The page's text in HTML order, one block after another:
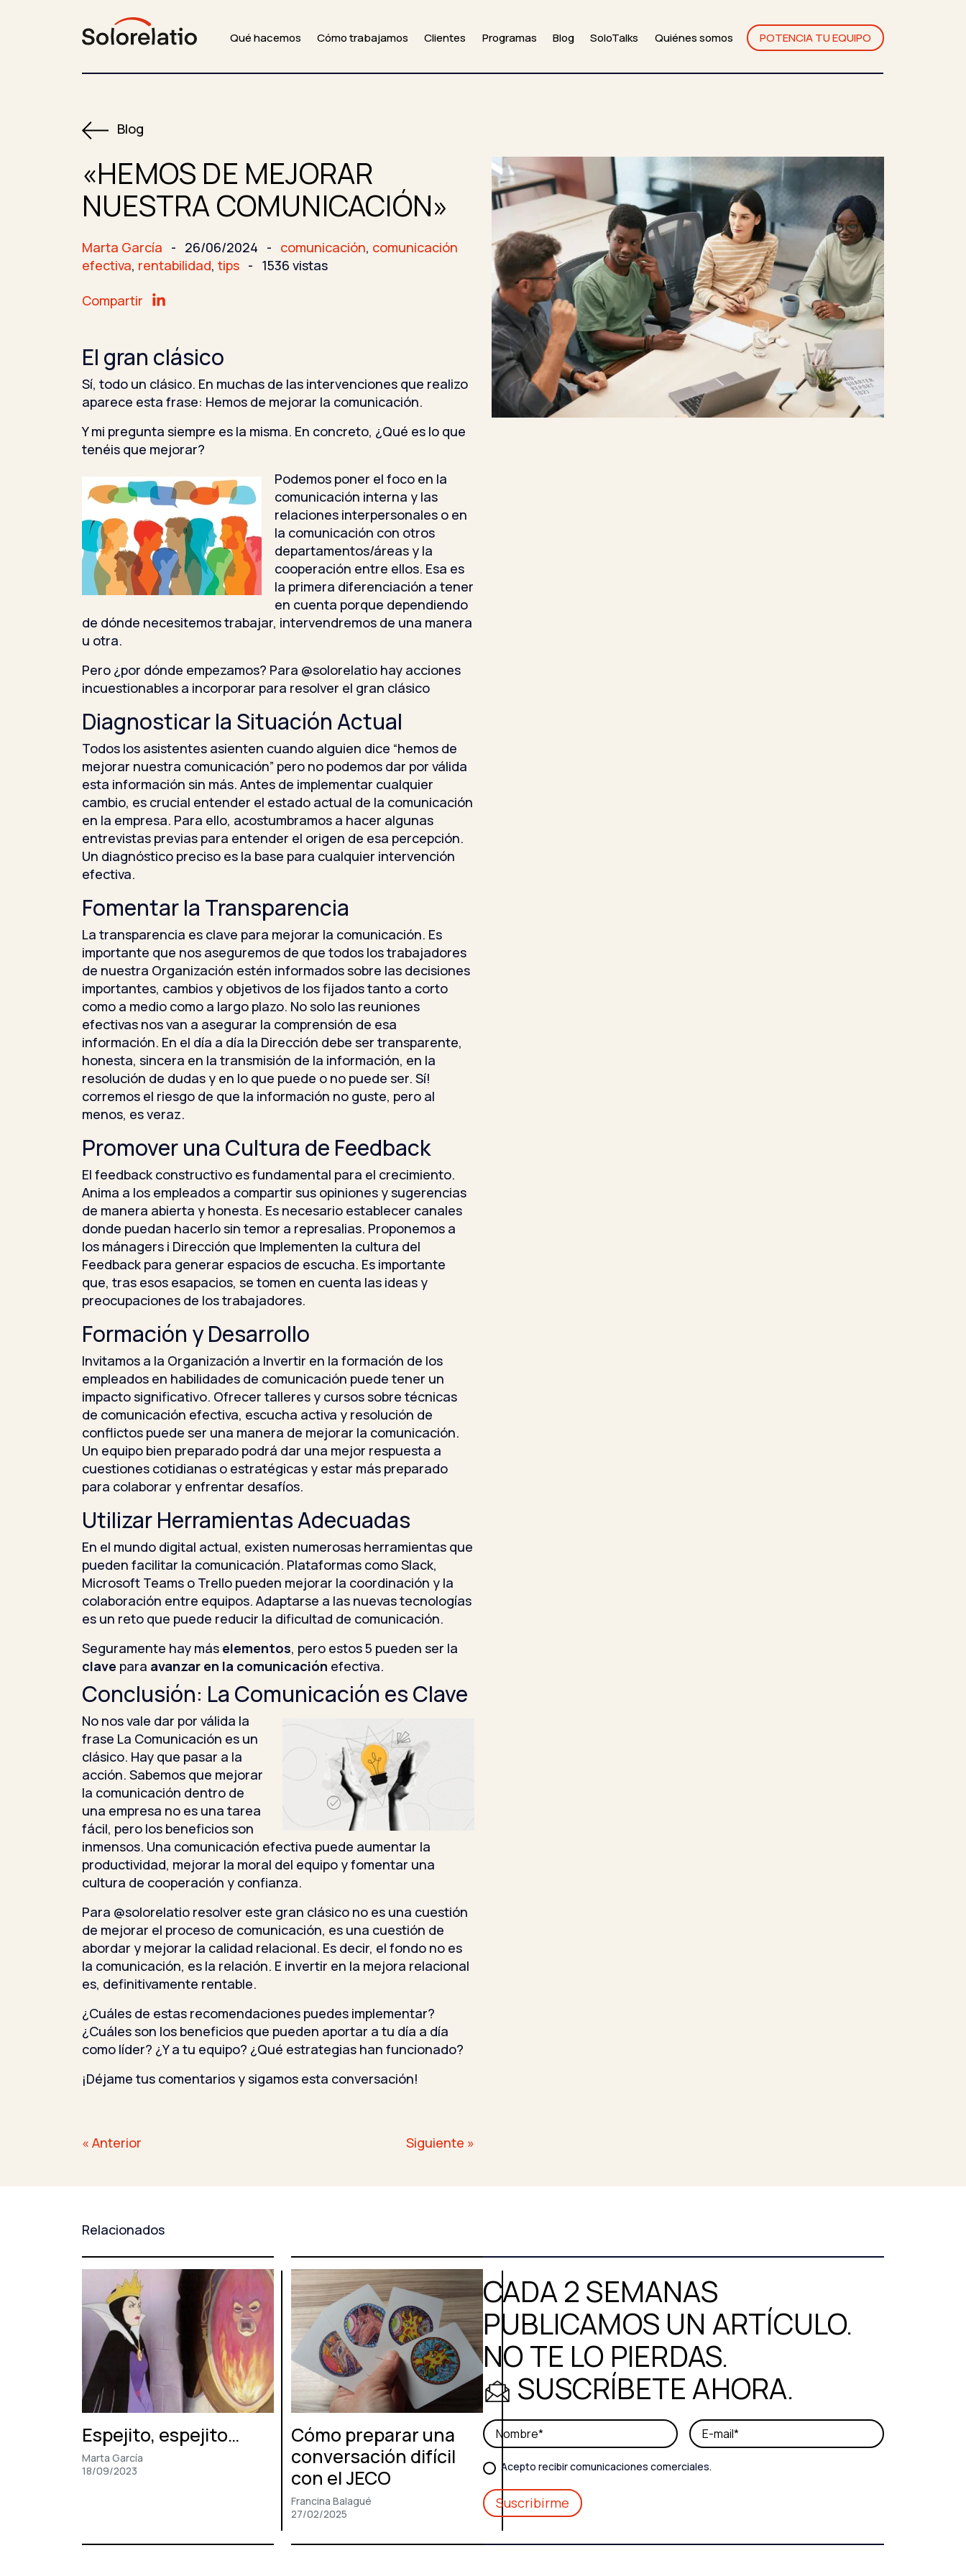
Qué hacemos Cómo trabajamos Clientes Programas Blog SoloTalks Quiénes somos POTENCIA TU EQUIPO
Blog
«HEMOS DE MEJORAR
NUESTRA COMUNICACIÓN»
Marta García - 26/06/2024 - comunicación, comunicación
efectiva, rentabilidad, tips - 1536 vistas
Compartir
El gran clásico
Sí, todo un clásico. En muchas de las intervenciones que realizo
aparece esta frase: Hemos de mejorar la comunicación.
Y mi pregunta siempre es la misma. En concreto, ¿Qué es lo que
tenéis que mejorar?
Podemos poner el foco en la
comunicación interna y las
relaciones interpersonales o en
la comunicación con otros
departamentos/áreas y la
cooperación entre ellos. Esa es
la primera diferenciación a tener
en cuenta porque dependiendo
de dónde necesitemos trabajar, intervendremos de una manera
u otra.
Pero ¿por dónde empezamos? Para @solorelatio hay acciones
incuestionables a incorporar para resolver el gran clásico
Diagnosticar la Situación Actual
Todos los asistentes asienten cuando alguien dice “hemos de
mejorar nuestra comunicación” pero no podemos dar por válida
esta información sin más. Antes de implementar cualquier
cambio, es crucial entender el estado actual de la comunicación
en la empresa. Para ello, acostumbramos a hacer algunas
entrevistas previas para entender el origen de esa percepción.
Un diagnóstico preciso es la base para cualquier intervención
efectiva.
Fomentar la Transparencia
La transparencia es clave para mejorar la comunicación. Es
importante que nos aseguremos de que todos los trabajadores
de nuestra Organización estén informados sobre las decisiones
importantes, cambios y objetivos de los fijados tanto a corto
como a medio como a largo plazo. No solo las reuniones
efectivas nos van a asegurar la comprensión de esa
información. En el día a día la Dirección debe ser transparente,
honesta, sincera en la transmisión de la información, en la
resolución de dudas y en lo que puede o no puede ser. Sí!
corremos el riesgo de que la información no guste, pero al
menos, es veraz.
Promover una Cultura de Feedback
El feedback constructivo es fundamental para el crecimiento.
Anima a los empleados a compartir sus opiniones y sugerencias
de manera abierta y honesta. Es necesario establecer canales
donde puedan hacerlo sin temor a represalias. Proponemos a
los mánagers i Dirección que Implementen la cultura del
Feedback para generar espacios de escucha. Es importante
que, tras esos esapacios, se tomen en cuenta las ideas y
preocupaciones de los trabajadores.
Formación y Desarrollo
Invitamos a la Organización a Invertir en la formación de los
empleados en habilidades de comunicación puede tener un
impacto significativo. Ofrecer talleres y cursos sobre técnicas
de comunicación efectiva, escucha activa y resolución de
conflictos puede ser una manera de mejorar la comunicación.
Un equipo bien preparado podrá dar una mejor respuesta a
cuestiones cotidianas o estratégicas y estar más preparado
para colaborar y enfrentar desafíos.
Utilizar Herramientas Adecuadas
En el mundo digital actual, existen numerosas herramientas que
pueden facilitar la comunicación. Plataformas como Slack,
Microsoft Teams o Trello pueden mejorar la coordinación y la
colaboración entre equipos. Adaptarse a las nuevas tecnologías
es un reto que puede reducir la dificultad de comunicación.
Seguramente hay más elementos, pero estos 5 pueden ser la
clave para avanzar en la comunicación efectiva.
Conclusión: La Comunicación es Clave
No nos vale dar por válida la
frase La Comunicación es un
clásico. Hay que pasar a la
acción. Sabemos que mejorar
la comunicación dentro de
una empresa no es una tarea
fácil, pero los beneficios son
inmensos. Una comunicación efectiva puede aumentar la
productividad, mejorar la moral del equipo y fomentar una
cultura de cooperación y confianza.
Para @solorelatio resolver este gran clásico no es una cuestión
de mejorar el proceso de comunicación, es una cuestión de
abordar y mejorar la calidad relacional. Es decir, el fondo no es
la comunicación, es la relación. E invertir en la mejora relacional
es, definitivamente rentable.
¿Cuáles de estas recomendaciones puedes implementar?
¿Cuáles son los beneficios que pueden aportar a tu día a día
como líder? ¿Y a tu equipo? ¿Qué estrategias han funcionado?
¡Déjame tus comentarios y sigamos esta conversación!
Navegación
« Anterior Siguiente »
Relacionados
Espejito, espejito…
Marta García
18/09/2023
Cómo preparar una
conversación difícil
con el JECO
Francina Balagué
27/02/2025
CADA 2 SEMANAS
PUBLICAMOS UN ARTÍCULO.
NO TE LO PIERDAS.
SUSCRÍBETE AHORA.
Acepto recibir comunicaciones comerciales.